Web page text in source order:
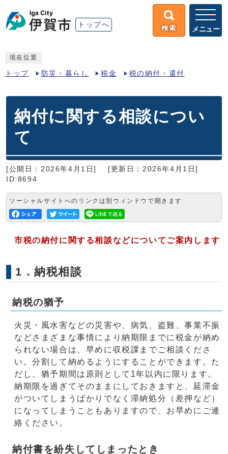
トップへ 検索 メニュー
現在位置
トップ 防災・暮らし 税金 税の納付・還付
納付に関する相談につい
て
[公開日：2026年4月1日]
[更新日：2026年4月1日]
ID:8694
ソーシャルサイトへのリンクは別ウィンドウで開きます
市税の納付に関する相談などについてご案内します
1．納税相談
納税の猶予
火災・風水害などの災害や、病気、盗難、事業不振
などさまざまな事情により納期限までに税金が納め
られない場合は、早めに収税課までご相談くださ
い。分割して納めるようにすることができます。た
だし、猶予期間は原則として1年以内に限ります。
納期限を過ぎてそのままにしておきますと、延滞金
がついてしまうばかりでなく滞納処分（差押など）
になってしまうこともありますので、お早めにご連
絡ください。
納付書を紛失してしまったとき